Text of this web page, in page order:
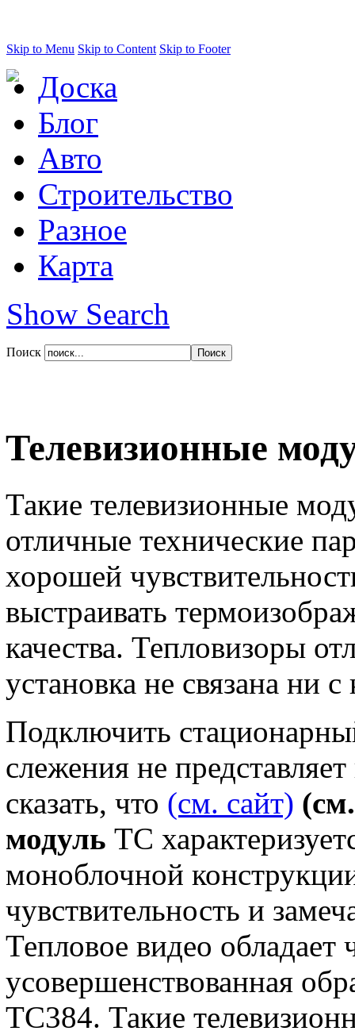
Skip to Menu Skip to Content Skip to Footer
Доска
Блог
Авто
Строительство
Разное
Карта
Show Search
Поиск
Телевизионные
Такие телевизионные
отличные технические
хорошей
выстраивать
качества. Тепловизоры
установка не связана ни
Подключить
слежения не
сказать, что (см. сайт)
модуль ТС
моноблочной
чувствительность и
Тепловое видео обладает
усовершенствованная
ТС384. Такие